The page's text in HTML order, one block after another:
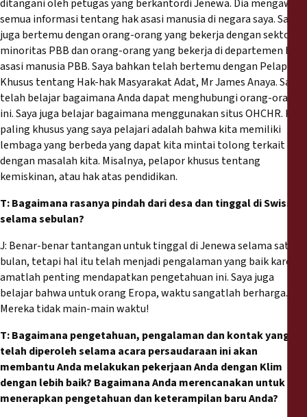
ditangani oleh petugas yang berkantordi Jenewa. Dia mengawasi
semua informasi tentang hak asasi manusia di negara saya. Saya
juga bertemu dengan orang-orang yang bekerja dengan sektor
minoritas PBB dan orang-orang yang bekerja di departemen hak
asasi manusia PBB. Saya bahkan telah bertemu dengan Pelapor
Khusus tentang Hak-hak Masyarakat Adat, Mr James Anaya. Saya
telah belajar bagaimana Anda dapat menghubungi orang-orang
ini. Saya juga belajar bagaimana menggunakan situs OHCHR. Hal
paling khusus yang saya pelajari adalah bahwa kita memiliki
lembaga yang berbeda yang dapat kita mintai tolong terkait
dengan masalah kita. Misalnya, pelapor khusus tentang
kemiskinan, atau hak atas pendidikan.
T: Bagaimana rasanya pindah dari desa dan tinggal di Swiss
selama sebulan?
J: Benar-benar tantangan untuk tinggal di Jenewa selama satu
bulan, tetapi hal itu telah menjadi pengalaman yang baik karena
amatlah penting mendapatkan pengetahuan ini. Saya juga
belajar bahwa untuk orang Eropa, waktu sangatlah berharga.
Mereka tidak main-main waktu!
T: Bagaimana pengetahuan, pengalaman dan kontak yang
telah diperoleh selama acara persaudaraan ini akan
membantu Anda melakukan pekerjaan Anda dengan Klim
dengan lebih baik? Bagaimana Anda merencanakan untuk
menerapkan pengetahuan dan keterampilan baru Anda?